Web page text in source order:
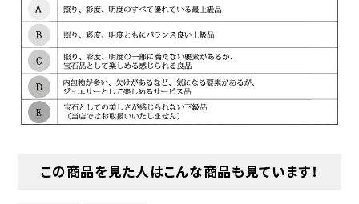
この商品を見た人はこんな商品も見ています！